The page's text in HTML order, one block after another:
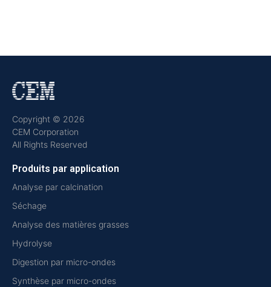
Copyright © 2026
CEM Corporation
All Rights Reserved
Produits par application
Analyse par calcination
Séchage
Analyse des matières grasses
Hydrolyse
Digestion par micro-ondes
Synthèse par micro-ondes